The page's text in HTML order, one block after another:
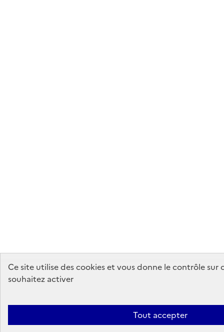
Ce site utilise des cookies et vous donne le contrôle sur
souhaitez activer
Tout accepter